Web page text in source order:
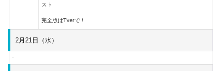
スト
完全版はTverで！
2月21日（水）
-